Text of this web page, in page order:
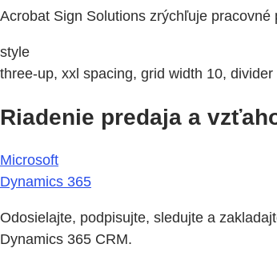
Acrobat Sign Solutions zrýchľuje
style
three-up, xxl spacing, grid width 10, divider
Riadenie predaja a
Microsoft
Dynamics 365
Odosielajte, podpisujte, sledujte a
Dynamics 365 CRM.